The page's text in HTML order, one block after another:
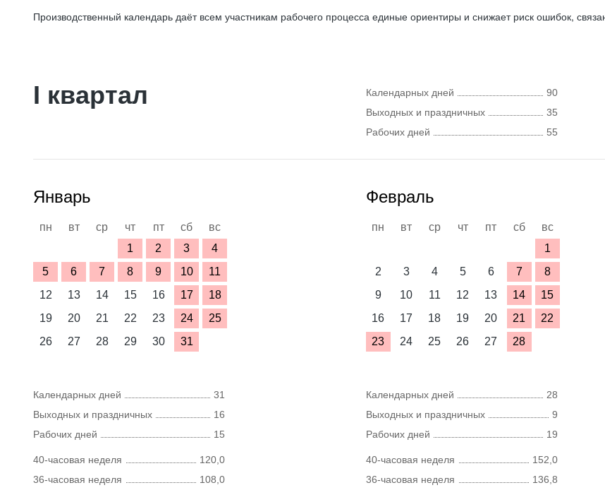
Производственный календарь даёт всем участникам рабочего процесса единые ориентиры и снижает риск ошибок,
I квартал Календарных дней
90
Выходных и праздничных
35
Рабочих дней
55
Январь
пн вт ср чт пт сб
вс
1
2 3
4
5
6 7 8 9 10
11
12
13 14 15 16 17
18
19
20 21 22 23 24
25
26
27 28 29 30 31
Календарных дней
31
Выходных и праздничных
16
Рабочих дней
15
40-часовая неделя
120,0
36-часовая неделя
108,0
Февраль
пн вт ср чт пт сб
вс
1
2
3 4 5 6 7
8
9
10 11 12 13 14
15
16
17 18 19 20 21
22
23
24 25 26 27 28
Календарных дней
28
Выходных и праздничных
9
Рабочих дней
19
40-часовая неделя
152,0
36-часовая неделя
136,8